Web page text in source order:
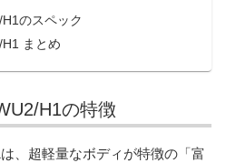
のスペック
まとめ
H1の特徴
、超軽量なボディが特徴の「富